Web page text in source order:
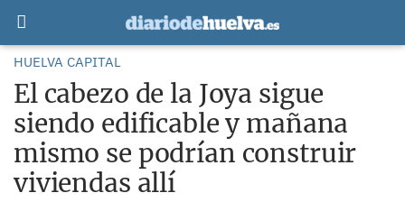
HUELVA CAPITAL
El cabezo de la Joya sigue
siendo edificable y mañana
mismo se podrían construir
viviendas allí